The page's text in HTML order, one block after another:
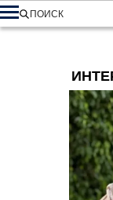
ПОИСК